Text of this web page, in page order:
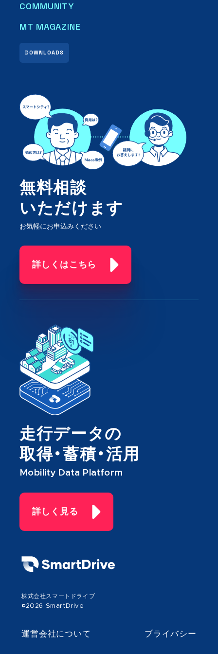
COMMUNITY
DOWNLOADS
MT MAGAZINE
無料相談
いただけます
お気軽にお申込みください
詳しくはこちら
走行データの
取得・蓄積・活用
Mobility Data Platform
詳しく見る
株式会社スマートドライブ
©2026 SmartDrive
運営会社について プライバシー